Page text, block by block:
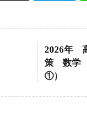
2026年
策 数学
①）